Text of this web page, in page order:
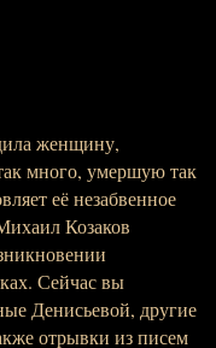
женщину,
много, умершую так
её незабвенное
Козаков
Сейчас вы
Денисьевой, другие
отрывки из писем